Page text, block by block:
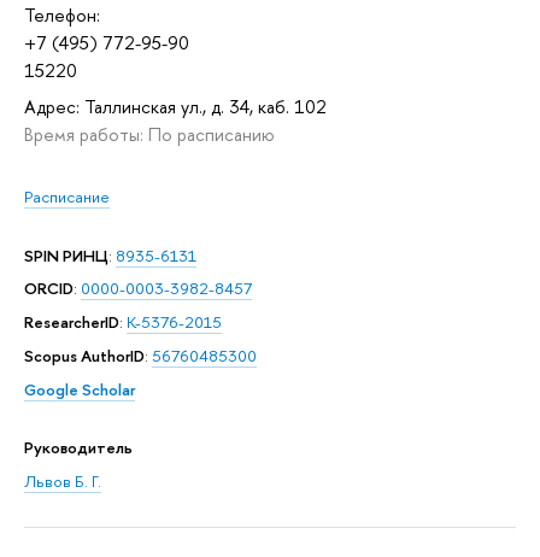
Телефон:
+7 (495) 772-95-90
15220
Адрес: Таллинская ул., д. 34, каб. 102
Время работы: По расписанию
Расписание
SPIN РИНЦ: 8935-6131
ORCID: 0000-0003-3982-8457
ResearcherID: K-5376-2015
Scopus AuthorID: 56760485300
Google Scholar
Руководитель
Львов Б. Г.